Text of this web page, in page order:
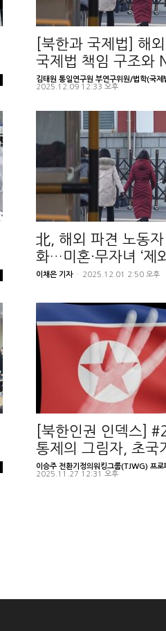
[북한과 국제법] 해
국제법 책임 구조와
김태원 통일연구원 부연구위원/법학(국제
2025.12.09 12:33 오후
北, 해외 파견 노동
화…미혼·무자녀 ‘제
이채은 기자 - 2025.12.01 2:50 오후
[북한인권 인덱스]
통제의 그림자, 초국
이승주 전환기정의워킹그룹(TJWG) 프로
2025.11.27 12:31 오후